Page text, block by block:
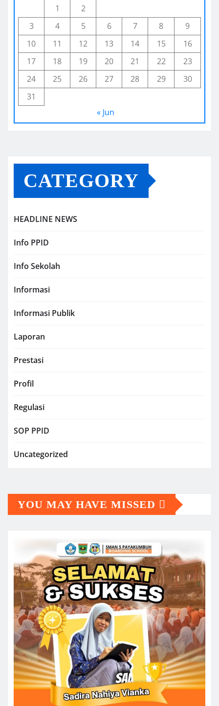
1
2
3
4 5 6 7 8
9
10
11 12 13 14 15
16
17
18 19 20 21 22
23
24
25 26 27 28 29
30
31
« Jun
CATEGORY
HEADLINE NEWS
Info PPID
Info Sekolah
Informasi
Informasi Publik
Laporan
Prestasi
Profil
Regulasi
SOP PPID
Uncategorized
YOU MAY HAVE MISSED